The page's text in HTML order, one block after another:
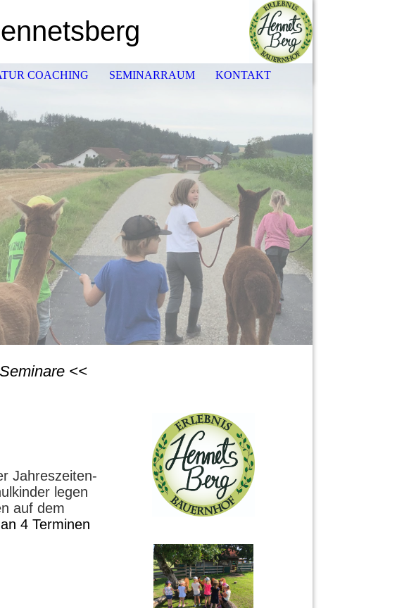
COACHING SEMINARRAUM KONTAKT
<<
Jahreszeiten-
legen
auf dem
4 Terminen